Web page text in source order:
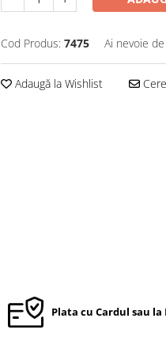
Cod Produs: 7475 Ai nevoie
Adaugă la Wishlist
Plata cu Cardul sau